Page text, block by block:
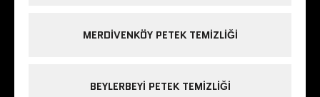
MERDIVENKÖY PETEK TEMIZLIĞI
BEYLERBEYI PETEK TEMIZLIĞI